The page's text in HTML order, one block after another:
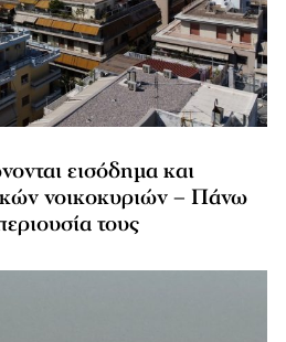
εισόδημα και
νοικοκυριών – Πάνω
τους